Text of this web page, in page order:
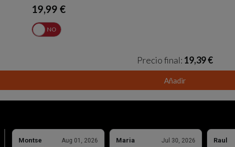
19,99 €
NO
Precio final: 19,39 €
Añadir